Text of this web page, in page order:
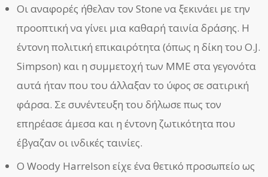
Οι αναφορές ήθελαν τον Stone να ξεκινάει με την
προοπτική να γίνει μια καθαρή ταινία δράσης. Η
έντονη πολιτική επικαιρότητα (όπως η δίκη του O.J.
Simpson) και η συμμετοχή των ΜΜΕ στα γεγονότα
αυτά ήταν που του άλλαξαν το ύφος σε σατιρική
φάρσα. Σε συνέντευξη του δήλωσε πως τον
επηρέασε άμεσα και η έντονη ζωτικότητα που
έβγαζαν οι ινδικές ταινίες.
Ο Woody Harrelson είχε ένα θετικό προσωπείο ως